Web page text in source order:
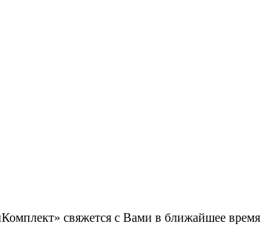
свяжется с Вами в ближайшее время